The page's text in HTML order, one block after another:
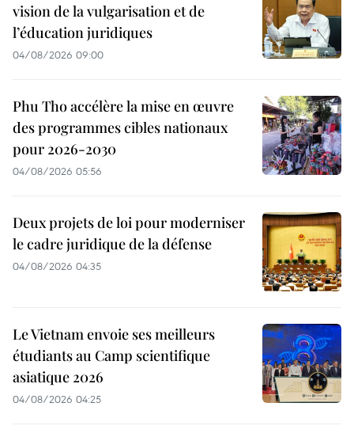
vision de la vulgarisation et de
l’éducation juridiques
04/08/2026 09:00
Phu Tho accélère la mise en œuvre
des programmes cibles nationaux
pour 2026-2030
04/08/2026 05:56
Deux projets de loi pour moderniser
le cadre juridique de la défense
04/08/2026 04:35
Le Vietnam envoie ses meilleurs
étudiants au Camp scientifique
asiatique 2026
04/08/2026 04:25